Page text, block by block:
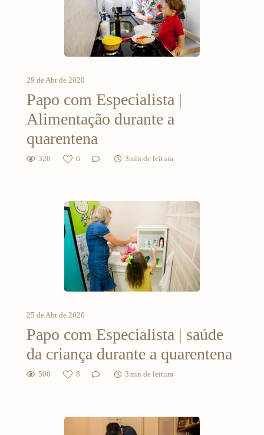
29 de Abr de 2020
Papo com Especialista |
Alimentação durante a
quarentena
320 6 3min de leitura
25 de Abr de 2020
Papo com Especialista | saúde
da criança durante a quarentena
500 8 3min de leitura